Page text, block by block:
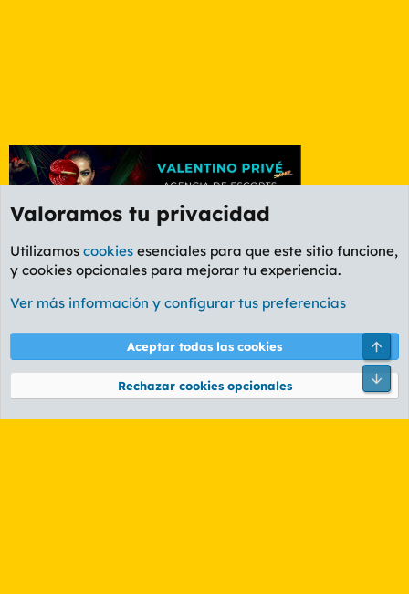
Etiquetas
Cookies
PL OLDSTYLE AMARILLO
Términos y reglas Política de privacidad Ayuda
Community platform by XenForo® © 2010-2026 XenForo Ltd.
Valoramos tu privacidad
Utilizamos cookies esenciales para que este sitio funcione,
y cookies opcionales para mejorar tu experiencia.
Ver más información y configurar tus preferencias
Aceptar todas las cookies
Rechazar cookies opcionales
Pie